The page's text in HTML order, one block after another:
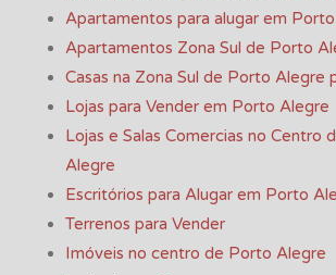
Apartamentos para alugar em
Apartamentos Zona Sul de Porto
Casas na Zona Sul de Porto Alegre
Lojas para Vender em Porto Alegre
Lojas e Salas Comercias no Centro
Alegre
Escritórios para Alugar em Porto
Terrenos para Vender
Imóveis no centro de Porto Alegre